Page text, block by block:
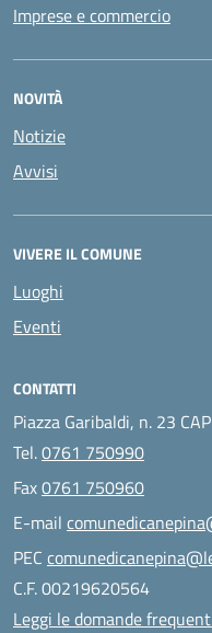
Imprese e commercio
NOVITÀ
Notizie
Avvisi
VIVERE IL COMUNE
Luoghi
Eventi
CONTATTI
Piazza Garibaldi, n. 23
Tel.0761 750990
Fax0761 750960
E-mail
PEC
C.F. 00219620564
Leggi le domande